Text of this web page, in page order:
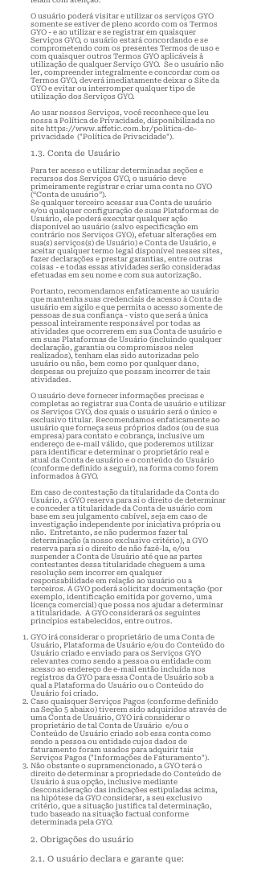
O usuário poderá visitar e utilizar os serviços GYO
somente se estiver de pleno acordo com os Termos
GYO - e ao utilizar e se registrar em quaisquer
Serviços GYO, o usuário estará concordando e se
comprometendo com os presentes Termos de uso e
com quaisquer outros Termos GYO aplicáveis à
utilização de qualquer Serviço GYO. Se o usuário não
ler, compreender integralmente e concordar com os
Termos GYO, deverá imediatamente deixar o Site da
GYO e evitar ou interromper qualquer tipo de
utilização dos Serviços GYO.
Ao usar nossos Serviços, você reconhece que leu
nossa a Política de Privacidade, disponibilizada no
site https://www.affetic.com.br/politica-de-
privacidade ("Política de Privacidade").
1.3. Conta de Usuário
Para ter acesso e utilizar determinadas seções e
recursos dos Serviços GYO, o usuário deve
primeiramente registrar e criar uma conta no GYO
(“Conta de usuário”).
Se qualquer terceiro acessar sua Conta de usuário
e/ou qualquer configuração de suas Plataformas de
Usuário, ele poderá executar qualquer ação
disponível ao usuário (salvo especificação em
contrário nos Serviços GYO), efetuar alterações em
sua(s) serviços(s) de Usuário) e Conta de Usuário, e
aceitar qualquer termo legal disponível nesses sites,
fazer declarações e prestar garantias, entre outras
coisas - e todas essas atividades serão consideradas
efetuadas em seu nome e com sua autorização.
Portanto, recomendamos enfaticamente ao usuário
que mantenha suas credenciais de acesso à Conta de
usuário em sigilo e que permita o acesso somente de
pessoas de sua confiança - visto que será a única
pessoal inteiramente responsável por todas as
atividades que ocorrerem em sua Conta de usuário e
em suas Plataformas de Usuário (incluindo qualquer
declaração, garantia ou compromissos neles
realizados), tenham elas sido autorizadas pelo
usuário ou não, bem como por qualquer dano,
despesas ou prejuízo que possam incorrer de tais
atividades.
O usuário deve fornecer informações precisas e
completas ao registrar sua Conta de usuário e utilizar
os Serviços GYO, dos quais o usuário será o único e
exclusivo titular. Recomendamos enfaticamente ao
usuário que forneça seus próprios dados (ou de sua
empresa) para contato e cobrança, inclusive um
endereço de e-mail válido, que poderemos utilizar
para identificar e determinar o proprietário real e
atual da Conta de usuário e o conteúdo do Usuário
(conforme definido a seguir), na forma como forem
informados à GYO.
Em caso de contestação da titularidade da Conta do
Usuário, a GYO reserva para si o direito de determinar
e conceder a titularidade da Conta de usuário com
base em seu julgamento cabível, seja em caso de
investigação independente por iniciativa própria ou
não. Entretanto, se não pudermos fazer tal
determinação (a nosso exclusivo critério), a GYO
reserva para si o direito de não fazê-la, e/ou
suspender a Conta de Usuário até que as partes
contestantes dessa titularidade cheguem a uma
resolução sem incorrer em qualquer
responsabilidade em relação ao usuário ou a
terceiros. A GYO poderá solicitar documentação (por
exemplo, identificação emitida por governo, uma
licença comercial) que possa nos ajudar a determinar
a titularidade. A GYO considerará os seguintes
princípios estabelecidos, entre outros.
GYO irá considerar o proprietário de uma Conta de
Usuário, Plataforma de Usuário e/ou do Conteúdo do
Usuário criado e enviado para os Serviços GYO
relevantes como sendo a pessoa ou entidade com
acesso ao endereço de e-mail então incluída nos
registros da GYO para essa Conta de Usuário sob a
qual a Plataforma do Usuário ou o Conteúdo do
Usuário foi criado.
Caso quaisquer Serviços Pagos (conforme definido
na Seção 5 abaixo) tiverem sido adquiridos através de
uma Conta de Usuário, GYO irá considerar o
proprietário de tal Conta de Usuário e/ou o
Conteúdo de Usuário criado sob essa conta como
sendo a pessoa ou entidade cujos dados de
faturamento foram usados para adquirir tais
Serviços Pagos ("Informações de Faturamento").
Não obstante o supramencionado, a GYO terá o
direito de determinar a propriedade do Conteúdo de
Usuário à sua opção, inclusive mediante
desconsideração das indicações estipuladas acima,
na hipótese da GYO considerar, a seu exclusivo
critério, que a situação justifica tal determinação,
tudo baseado na situação factual conforme
determinada pela GYO.
2. Obrigações do usuário
2.1. O usuário declara e garante que: